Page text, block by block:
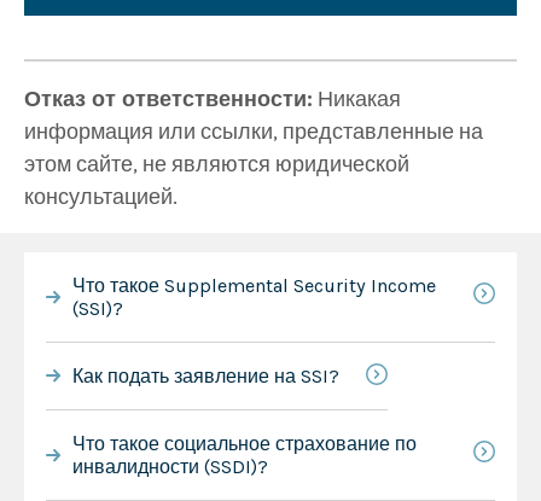
Отказ от ответственности: Никакая
информация или ссылки, представленные на
этом сайте, не являются юридической
консультацией.
Что такое Supplemental Security Income
(SSI)?
Как подать заявление на SSI?
Что такое социальное страхование по
инвалидности (SSDI)?